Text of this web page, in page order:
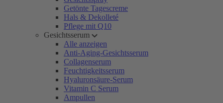
Getönte Tagescreme
Hals & Dekolleté
Pflege mit Q10
Gesichtsserum
Alle anzeigen
Anti-Aging-Gesichtsserum
Collagenserum
Feuchtigkeitsserum
Hyaluronsäure-Serum
Vitamin C Serum
Ampullen